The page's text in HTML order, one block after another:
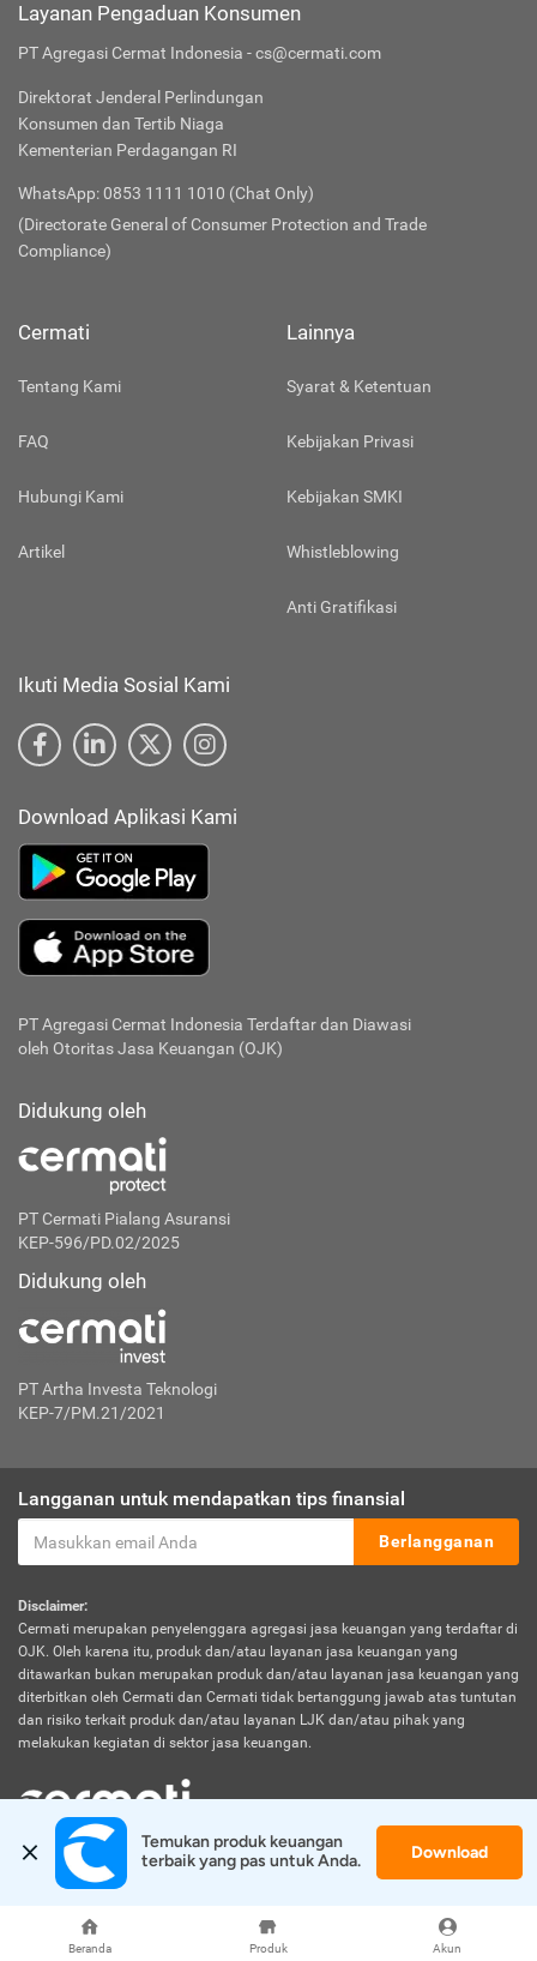
Beranda Produk Akun
Layanan Pengaduan Konsumen
PT Agregasi Cermat Indonesia - cs@cermati.com
Direktorat Jenderal Perlindungan
Konsumen dan Tertib Niaga
Kementerian Perdagangan RI
WhatsApp: 0853 1111 1010 (Chat Only)
(Directorate General of Consumer Protection and Trade
Compliance)
Cermati
Tentang Kami
FAQ
Hubungi Kami
Artikel
Lainnya
Syarat & Ketentuan
Kebijakan Privasi
Kebijakan SMKI
Whistleblowing
Anti Gratifikasi
Ikuti Media Sosial Kami
Download Aplikasi Kami
PT Agregasi Cermat Indonesia Terdaftar dan Diawasi
oleh Otoritas Jasa Keuangan (OJK)
Didukung oleh
PT Cermati Pialang Asuransi
KEP-596/PD.02/2025
Didukung oleh
PT Artha Investa Teknologi
KEP-7/PM.21/2021
Langganan untuk mendapatkan tips finansial
Berlangganan
Disclaimer:
Cermati merupakan penyelenggara agregasi jasa keuangan yang terdaftar di
OJK. Oleh karena itu, produk dan/atau layanan jasa keuangan yang
ditawarkan bukan merupakan produk dan/atau layanan jasa keuangan yang
diterbitkan oleh Cermati dan Cermati tidak bertanggung jawab atas tuntutan
dan risiko terkait produk dan/atau layanan LJK dan/atau pihak yang
melakukan kegiatan di sektor jasa keuangan.
© 2026 Cermati. All Rights Reserved.
Temukan produk keuangan
terbaik yang pas untuk Anda.
Download